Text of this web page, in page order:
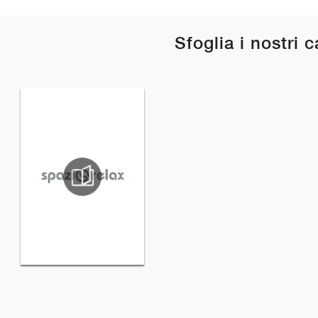
Sfoglia i nostri